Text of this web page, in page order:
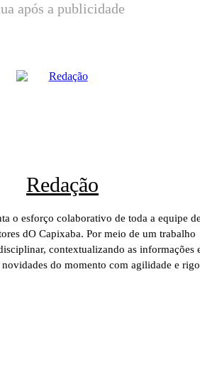
após a publicidade
Redação
o esforço colaborativo de toda a equipe
dO Capixaba. Por meio de um trabalho
contextualizando as informações
novidades do momento com agilidade e